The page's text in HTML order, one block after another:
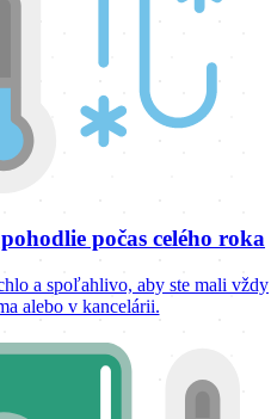
počas celého roka
a spoľahlivo, aby ste mali vždy
alebo v kancelárii.